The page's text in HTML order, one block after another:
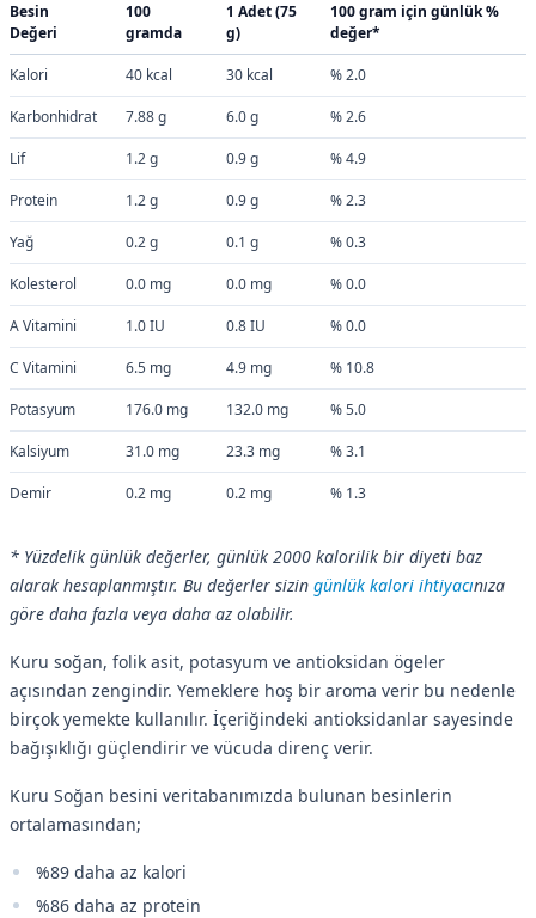
Besin
Değeri
100
gramda
1 Adet (75
g)
100 gram için günlük %
değer*
Kalori 40 kcal 30 kcal % 2.0
Karbonhidrat 7.88 g 6.0 g % 2.6
Lif 1.2 g 0.9 g % 4.9
Protein 1.2 g 0.9 g % 2.3
Yağ 0.2 g 0.1 g % 0.3
Kolesterol 0.0 mg 0.0 mg % 0.0
A Vitamini 1.0 IU 0.8 IU % 0.0
C Vitamini 6.5 mg 4.9 mg % 10.8
Potasyum 176.0 mg 132.0 mg % 5.0
Kalsiyum 31.0 mg 23.3 mg % 3.1
Demir 0.2 mg 0.2 mg % 1.3
* Yüzdelik günlük değerler, günlük 2000 kalorilik bir diyeti baz
alarak hesaplanmıştır. Bu değerler sizin günlük kalori ihtiyacınıza
göre daha fazla veya daha az olabilir.
Kuru soğan, folik asit, potasyum ve antioksidan ögeler
açısından zengindir. Yemeklere hoş bir aroma verir bu nedenle
birçok yemekte kullanılır. İçeriğindeki antioksidanlar sayesinde
bağışıklığı güçlendirir ve vücuda direnç verir.
Kuru Soğan besini veritabanımızda bulunan besinlerin
ortalamasından;
%89 daha az kalori
%86 daha az protein